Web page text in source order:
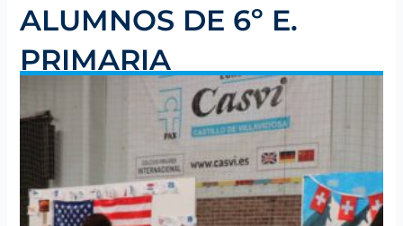
ALUMNOS DE 6º E.
PRIMARIA